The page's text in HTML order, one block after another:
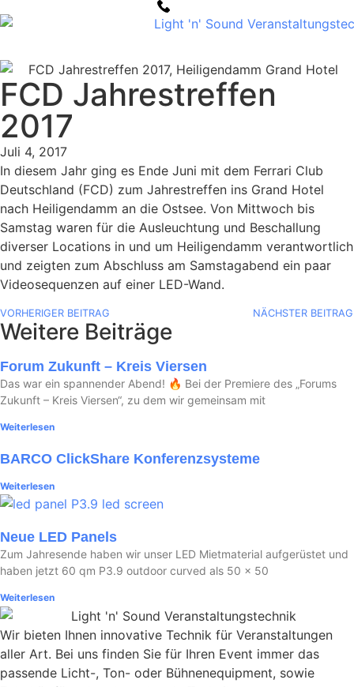
FCD Jahrestreffen
2017
Juli 4, 2017
In diesem Jahr ging es Ende Juni mit dem Ferrari Club
Deutschland (FCD) zum Jahrestreffen ins Grand Hotel
nach Heiligendamm an die Ostsee. Von Mittwoch bis
Samstag waren für die Ausleuchtung und Beschallung
diverser Locations in und um Heiligendamm verantwortlich
und zeigten zum Abschluss am Samstagabend ein paar
Videosequenzen auf einer LED-Wand.
VORHERIGER BEITRAG NÄCHSTER BEITRAG
Weitere Beiträge
Forum Zukunft – Kreis Viersen
Das war ein spannender Abend! 🔥 Bei der Premiere des „Forums
Zukunft – Kreis Viersen“, zu dem wir gemeinsam mit
Weiterlesen
BARCO ClickShare Konferenzsysteme
Weiterlesen
Neue LED Panels
Zum Jahresende haben wir unser LED Mietmaterial aufgerüstet und
haben jetzt 60 qm P3.9 outdoor curved als 50 x 50
Weiterlesen
Wir bieten Ihnen innovative Technik für Veranstaltungen
aller Art. Bei uns finden Sie für Ihren Event immer das
passende Licht-, Ton- oder Bühnenequipment, sowie